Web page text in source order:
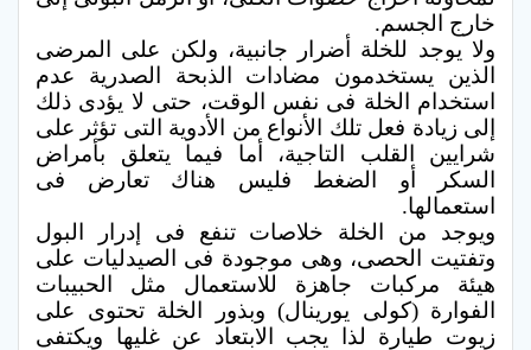
خارج الجسم.
ولا يوجد للخلة أضرار جانبية، ولكن على المرضى
الذين يستخدمون مضادات الذبحة الصدرية عدم
استخدام الخلة فى نفس الوقت، حتى لا يؤدى ذلك
إلى زيادة فعل تلك الأنواع من الأدوية التى تؤثر على
شرايين القلب التاجية، أما فيما يتعلق بأمراض
السكر أو الضغط فليس هناك تعارض فى
استعمالها.
ويوجد من الخلة خلاصات تنفع فى إدرار البول
وتفتيت الحصى، وهى موجودة فى الصيدليات على
هيئة مركبات جاهزة للاستعمال مثل الحبيبات
الفوارة (كولى يورينال) وبذور الخلة تحتوى على
زيوت طيارة لذا يجب الابتعاد عن غليها ويكتفى